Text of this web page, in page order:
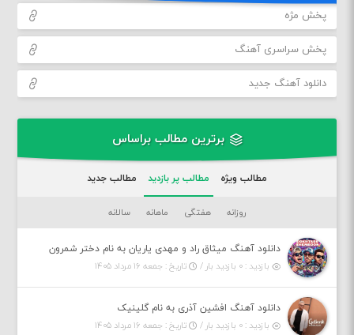
پخش مژه
پخش سراسری آهنگ
دانلود آهنگ جدید
برترین مطالب براساس
مطالب ویژه مطالب پر بازدید مطالب جدید
روزانه هفتگی ماهانه سالانه
دانلود آهنگ میثاق راد و مهدی یاریان به نام دختر شمرون
بازدید : ۰ بازدید بار /
تاریخ : جمعه ۱۶ مرداد ۱۴۰۵
دانلود آهنگ افشین آذری به نام گلینیک
بازدید : ۰ بازدید بار /
تاریخ : جمعه ۱۶ مرداد ۱۴۰۵